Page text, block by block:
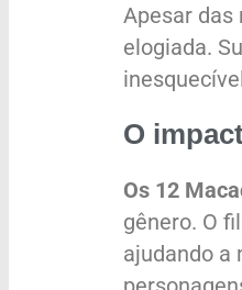
Apesar
elogiada.
O
Os 12
gênero. O
ajudando a